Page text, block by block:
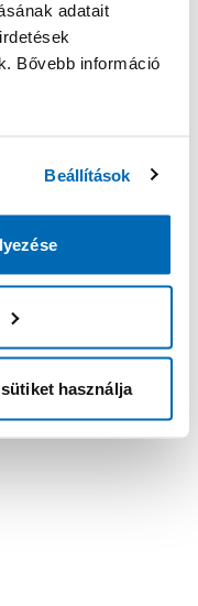
adatait
Bővebb információ
Beállítások
használja